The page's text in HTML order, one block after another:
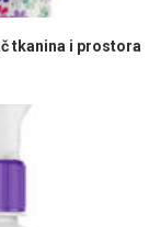
tkanina i prostora